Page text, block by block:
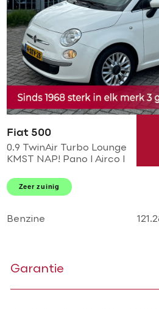
Fiat 500
0.9 TwinAir Turbo Lounge
KMST NAP! Pano l Airco l
LMV! TOPSTAAT l
DEALER OH!
Zeer zuinig
Benzine
Garantie